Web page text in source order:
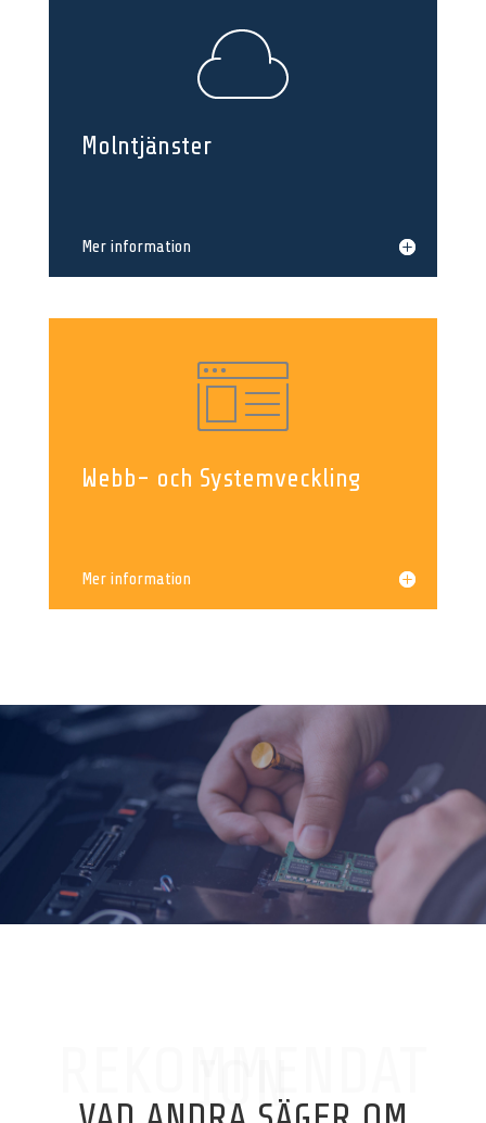
Molntjänster
Mer information
Webb- och Systemveckling
Mer information
ION